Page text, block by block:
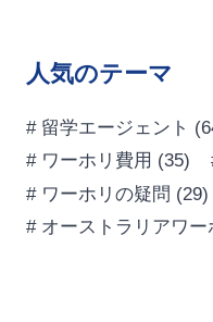
人気のテーマ
# 留学エージェント
# ワーホリ費用 (35)
# ワーホリの疑問 (29)
# オーストラリアワー